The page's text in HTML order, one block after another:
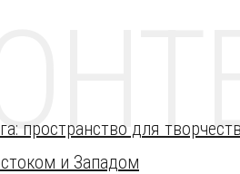
пространство для
и Западом